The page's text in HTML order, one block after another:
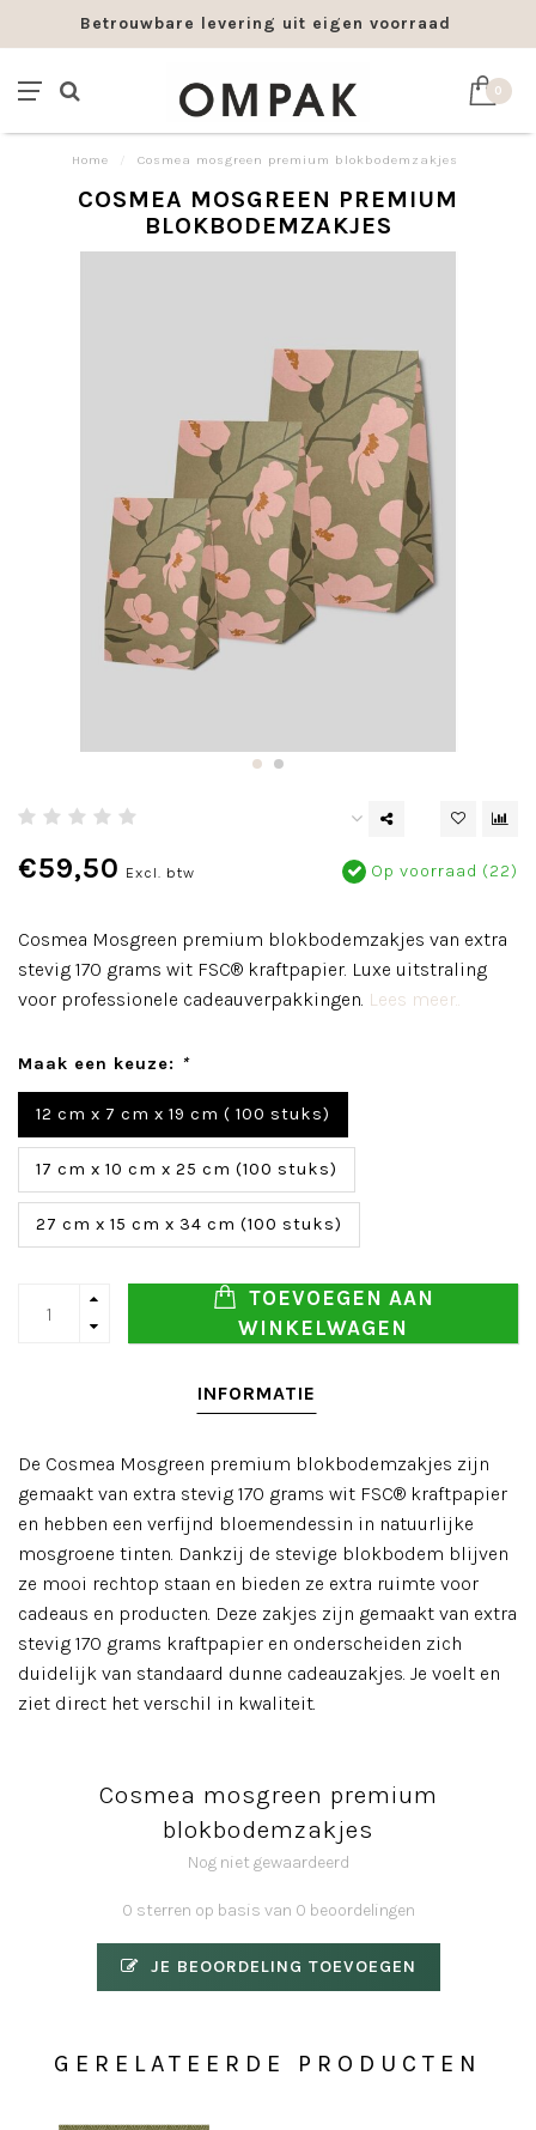
Betrouwbare levering uit eigen voorraad
0
Home Cosmea mosgreen premium blokbodemzakjes
COSMEA MOSGREEN PREMIUM
BLOKBODEMZAKJES
€59,50 Excl. btw Op voorraad (22)
Cosmea Mosgreen premium blokbodemzakjes van extra
stevig 170 grams wit FSC® kraftpapier. Luxe uitstraling
voor professionele cadeauverpakkingen. Lees meer..
Maak een keuze: *
12 cm x 7 cm x 19 cm ( 100 stuks)
17 cm x 10 cm x 25 cm (100 stuks)
27 cm x 15 cm x 34 cm (100 stuks)
TOEVOEGEN AAN
WINKELWAGEN
INFORMATIE
De Cosmea Mosgreen premium blokbodemzakjes zijn
gemaakt van extra stevig 170 grams wit FSC® kraftpapier
en hebben een verfijnd bloemendessin in natuurlijke
mosgroene tinten. Dankzij de stevige blokbodem blijven
ze mooi rechtop staan en bieden ze extra ruimte voor
cadeaus en producten. Deze zakjes zijn gemaakt van extra
stevig 170 grams kraftpapier en onderscheiden zich
duidelijk van standaard dunne cadeauzakjes. Je voelt en
ziet direct het verschil in kwaliteit.
Cosmea mosgreen premium
blokbodemzakjes
Nog niet gewaardeerd
0 sterren op basis van 0 beoordelingen
JE BEOORDELING TOEVOEGEN
GERELATEERDE PRODUCTEN